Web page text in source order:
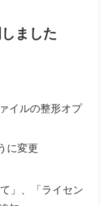
ました
イルの整形オプ
に変更
」、「ライセン